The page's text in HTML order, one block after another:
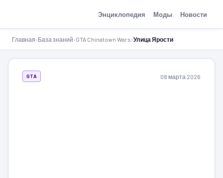
Энциклопедия Моды Новости
Главная›База знаний›GTA Chinatown Wars›Улица Ярости
GTA 08 марта 2026